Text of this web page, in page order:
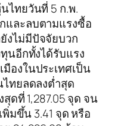
ไทยวันที่ 5 ก.พ.
และลบตามแรงซื้อ
งไม่มีปัจจัยบวก
นอีกทั้งได้รับแรง
องในประเทศเป็น
ทยลดลงต่ำสุด
ดที่ 1,287.05 จุด จน
มขึ้น 3.41 จุด หรือ